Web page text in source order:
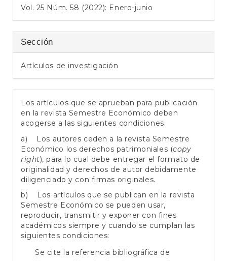
Vol. 25 Núm. 58 (2022): Enero-junio
Sección
Artículos de investigación
Los artículos que se aprueban para publicación
en la revista Semestre Económico deben
acogerse a las siguientes condiciones:
a) Los autores ceden a la revista Semestre
Económico los derechos patrimoniales (copy
right), para lo cual debe entregar el formato de
originalidad y derechos de autor debidamente
diligenciado y con firmas originales.
b) Los artículos que se publican en la revista
Semestre Económico se pueden usar,
reproducir, transmitir y exponer con fines
académicos siempre y cuando se cumplan las
siguientes condiciones:
Se cite la referencia bibliográfica de